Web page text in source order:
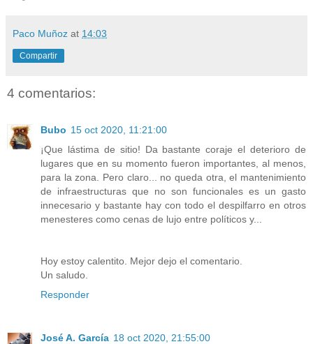
Paco Muñoz at 14:03
Compartir
4 comentarios:
Bubo 15 oct 2020, 11:21:00
¡Que lástima de sitio! Da bastante coraje el deterioro de
lugares que en su momento fueron importantes, al menos,
para la zona. Pero claro... no queda otra, el mantenimiento
de infraestructuras que no son funcionales es un gasto
innecesario y bastante hay con todo el despilfarro en otros
menesteres como cenas de lujo entre políticos y...
Hoy estoy calentito. Mejor dejo el comentario.
Un saludo.
Responder
José A. García 18 oct 2020, 21:55:00